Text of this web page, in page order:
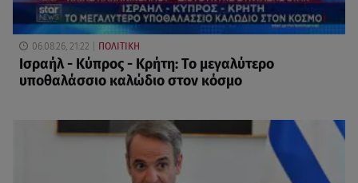
06.08.26, 21:22 ΠΟΛΙΤΙΚΗ
Ισραήλ - Κύπρος - Κρήτη: Το μεγαλύτερο
υποθαλάσσιο καλώδιο στον κόσμο